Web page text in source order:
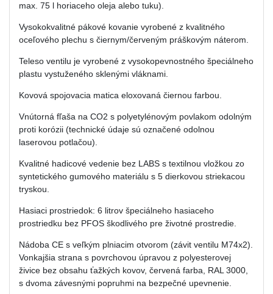
max. 75 l horiaceho oleja alebo tuku).
Vysokokvalitné pákové kovanie vyrobené z kvalitného
oceľového plechu s čiernym/červeným práškovým náterom.
Teleso ventilu je vyrobené z vysokopevnostného špeciálneho
plastu vystuženého sklenými vláknami.
Kovová spojovacia matica eloxovaná čiernou farbou.
Vnútorná fľaša na CO2 s polyetylénovým povlakom odolným
proti korózii (technické údaje sú označené odolnou
laserovou potlačou).
Kvalitné hadicové vedenie bez LABS s textilnou vložkou zo
syntetického gumového materiálu s 5 dierkovou striekacou
tryskou.
Hasiaci prostriedok: 6 litrov špeciálneho hasiaceho
prostriedku bez PFOS škodlivého pre životné prostredie.
Nádoba CE s veľkým plniacim otvorom (závit ventilu M74x2).
Vonkajšia strana s povrchovou úpravou z polyesterovej
živice bez obsahu ťažkých kovov, červená farba, RAL 3000,
s dvoma závesnými popruhmi na bezpečné upevnenie.